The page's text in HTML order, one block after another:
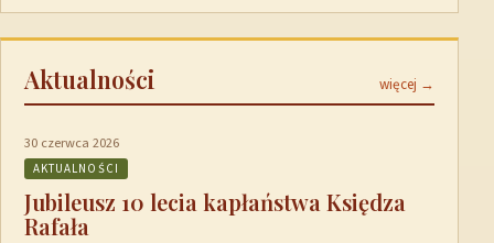
Aktualności więcej →
30 czerwca 2026
AKTUALNOŚCI
Jubileusz 10 lecia kapłaństwa Księdza
Rafała